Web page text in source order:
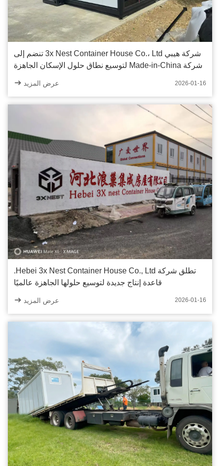
شركة هيبي 3x Nest Container House Co.، Ltd تنضم إلى
شركة Made-in-China لتوسيع نطاق حلول الإسكان الجاهزة
2026-01-16 عرض المزيد
تطلق شركة Hebei 3x Nest Container House Co., Ltd.
قاعدة إنتاج جديدة لتوسيع حلولها الجاهزة عالميًا
2026-01-16 عرض المزيد